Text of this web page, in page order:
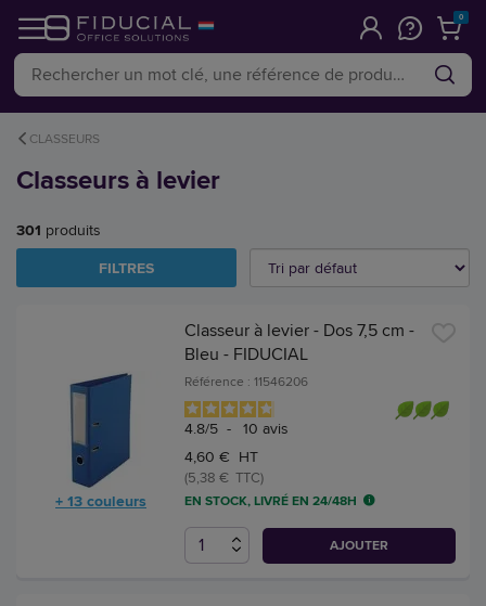
0
CLASSEURS
Classeurs à levier
301 produits
FILTRES
+ 13 couleurs
Classeur à levier - Dos 7,5 cm -
Bleu - FIDUCIAL
Référence : 11546206
4.8/5 - 10 avis
4,60 € HT
(5,38 € TTC)
EN STOCK, LIVRÉ EN 24/48H
AJOUTER